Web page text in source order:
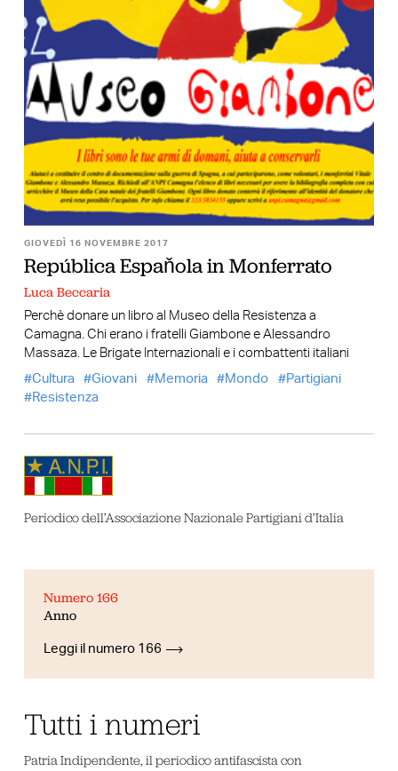
GIOVEDÌ 16 NOVEMBRE 2017
República Espaňola in Monferrato
Luca Beccaria
Perchè donare un libro al Museo della Resistenza a
Camagna. Chi erano i fratelli Giambone e Alessandro
Massaza. Le Brigate Internazionali e i combattenti italiani
Cultura
Giovani Memoria Mondo
Partigiani
Resistenza
Periodico dell’Associazione Nazionale Partigiani d’Italia
Numero 166
Anno
Leggi il numero 166
Tutti i numeri
Patria Indipendente, il periodico antifascista con